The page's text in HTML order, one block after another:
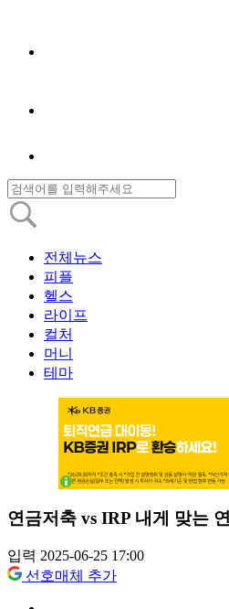
전체뉴스
피플
헬스
라이프
컬처
머니
테마
연금저축 vs IRP 내게 맞는
입력 2025-06-25 17:00
선호매체 추가